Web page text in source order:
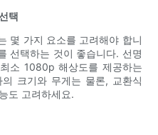
택
몇 가지 요소를 고려해야 합니
선택하는 것이 좋습니다. 선명
소 1080p 해상도를 제공하는
크기와 무게는 물론, 교환식
도 고려하세요.